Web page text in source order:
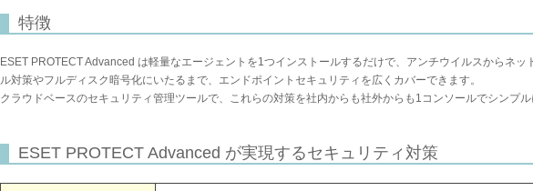
特徴
ESET PROTECT Advanced は軽量なエージェントを1つインストールするだけで、アンチウイルスからネッ
ル対策やフルディスク暗号化にいたるまで、エンドポイントセキュリティを広くカバーできます。
クラウドベースのセキュリティ管理ツールで、これらの対策を社内からも社外からも1コンソールでシンプル
ESET PROTECT Advanced が実現するセキュリティ対策